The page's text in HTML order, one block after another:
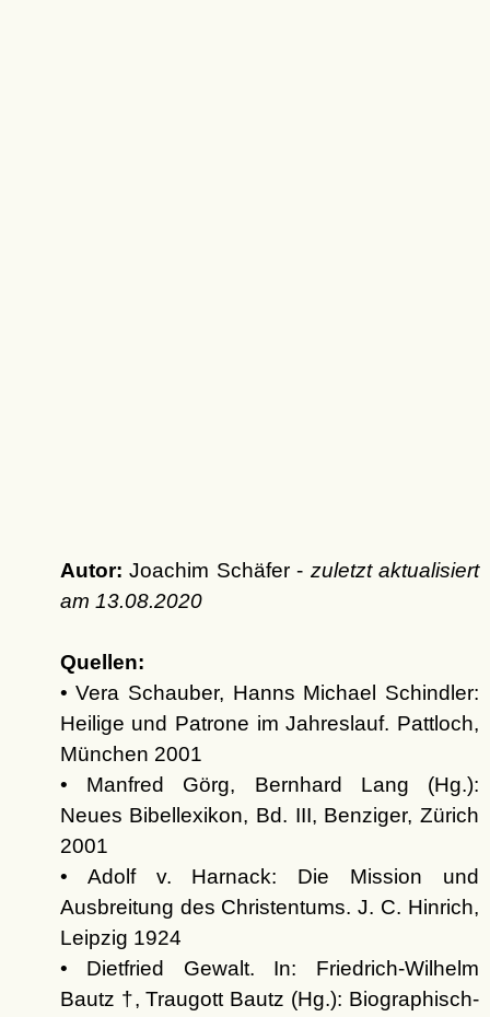
Autor: Joachim Schäfer - zuletzt aktualisiert
am 13.08.2020
Quellen:
• Vera Schauber, Hanns Michael Schindler:
Heilige und Patrone im Jahreslauf. Pattloch,
München 2001
• Manfred Görg, Bernhard Lang (Hg.):
Neues Bibellexikon, Bd. III, Benziger, Zürich
2001
• Adolf v. Harnack: Die Mission und
Ausbreitung des Christentums. J. C. Hinrich,
Leipzig 1924
• Dietfried Gewalt. In: Friedrich-Wilhelm
Bautz †, Traugott Bautz (Hg.): Biographisch-